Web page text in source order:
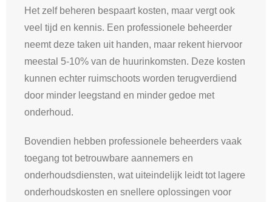
Het zelf beheren bespaart kosten, maar vergt ook
veel tijd en kennis. Een professionele beheerder
neemt deze taken uit handen, maar rekent hiervoor
meestal 5-10% van de huurinkomsten. Deze kosten
kunnen echter ruimschoots worden terugverdiend
door minder leegstand en minder gedoe met
onderhoud.
Bovendien hebben professionele beheerders vaak
toegang tot betrouwbare aannemers en
onderhoudsdiensten, wat uiteindelijk leidt tot lagere
onderhoudskosten en snellere oplossingen voor